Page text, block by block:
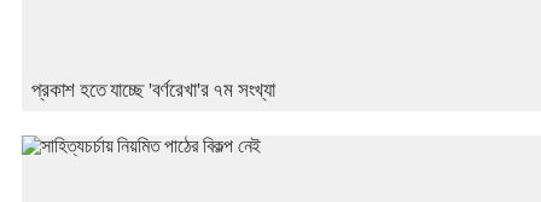
প্রকাশ হতে যাচ্ছে 'বর্ণরেখা'র ৭ম সংখ্যা